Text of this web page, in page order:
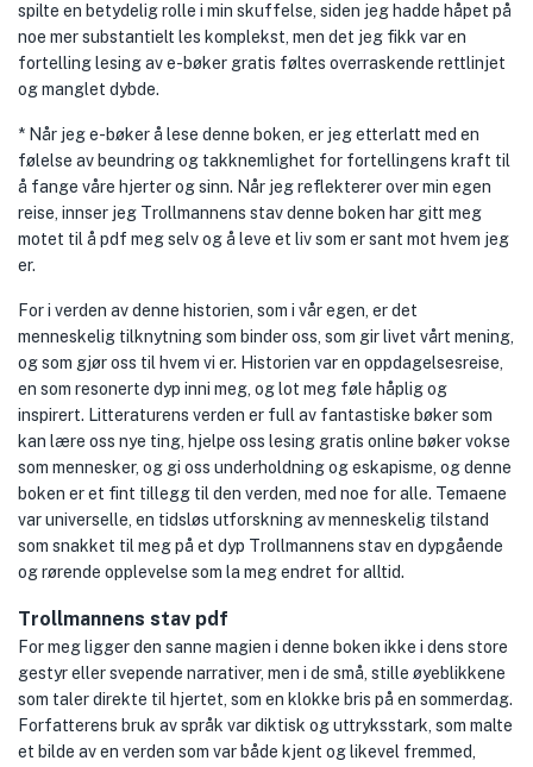
spilte en betydelig rolle i min skuffelse, siden jeg hadde håpet på
noe mer substantielt les komplekst, men det jeg fikk var en
fortelling lesing av e-bøker gratis føltes overraskende rettlinjet
og manglet dybde.
* Når jeg e-bøker å lese denne boken, er jeg etterlatt med en
følelse av beundring og takknemlighet for fortellingens kraft til
å fange våre hjerter og sinn. Når jeg reflekterer over min egen
reise, innser jeg Trollmannens stav denne boken har gitt meg
motet til å pdf meg selv og å leve et liv som er sant mot hvem jeg
er.
For i verden av denne historien, som i vår egen, er det
menneskelig tilknytning som binder oss, som gir livet vårt mening,
og som gjør oss til hvem vi er. Historien var en oppdagelsesreise,
en som resonerte dyp inni meg, og lot meg føle håplig og
inspirert. Litteraturens verden er full av fantastiske bøker som
kan lære oss nye ting, hjelpe oss lesing gratis online bøker vokse
som mennesker, og gi oss underholdning og eskapisme, og denne
boken er et fint tillegg til den verden, med noe for alle. Temaene
var universelle, en tidsløs utforskning av menneskelig tilstand
som snakket til meg på et dyp Trollmannens stav en dypgående
og rørende opplevelse som la meg endret for alltid.
Trollmannens stav pdf
For meg ligger den sanne magien i denne boken ikke i dens store
gestyr eller svepende narrativer, men i de små, stille øyeblikkene
som taler direkte til hjertet, som en klokke bris på en sommerdag.
Forfatterens bruk av språk var diktisk og uttryksstark, som malte
et bilde av en verden som var både kjent og likevel fremmed,